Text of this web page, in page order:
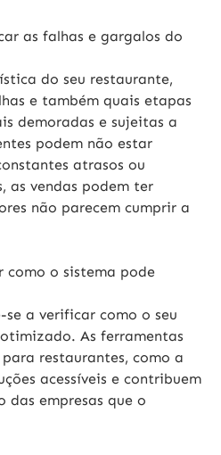
as falhas e gargalos do
do seu restaurante,
e também quais etapas
demoradas e sujeitas a
podem não estar
atrasos ou
as vendas podem ter
não parecem cumprir a
como o sistema pode
a verificar como o seu
As ferramentas
restaurantes, como a
acessíveis e contribuem
das empresas que o